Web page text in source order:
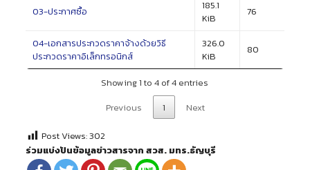
03-ประกาศซื้อ
185.1
KiB
76
04-เอกสารประกวดราคาจ้างด้วยวิธี
ประกวดราคาอิเล็กทรอนิกส์
326.0
KiB
80
Showing 1 to 4 of 4 entries
Previous
1 Next
Post Views:302
ร่วมแบ่งปันข้อมูลข่าวสารจาก สวส. มทร.ธัญบุรี